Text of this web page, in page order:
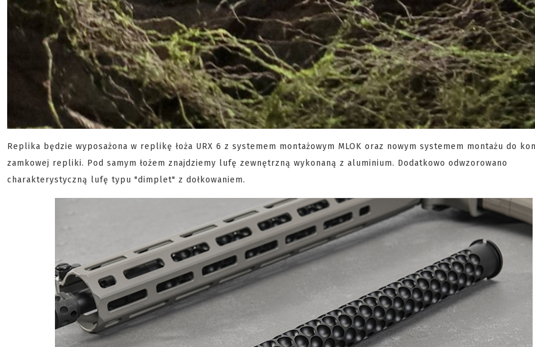
Replika będzie wyposażona w replikę łoża URX 6 z systemem montażowym MLOK oraz nowym systemem montażu do
zamkowej repliki. Pod samym łożem znajdziemy lufę zewnętrzną wykonaną z aluminium. Dodatkowo odwzorowano
charakterystyczną lufę typu "dimplet" z dołkowaniem.